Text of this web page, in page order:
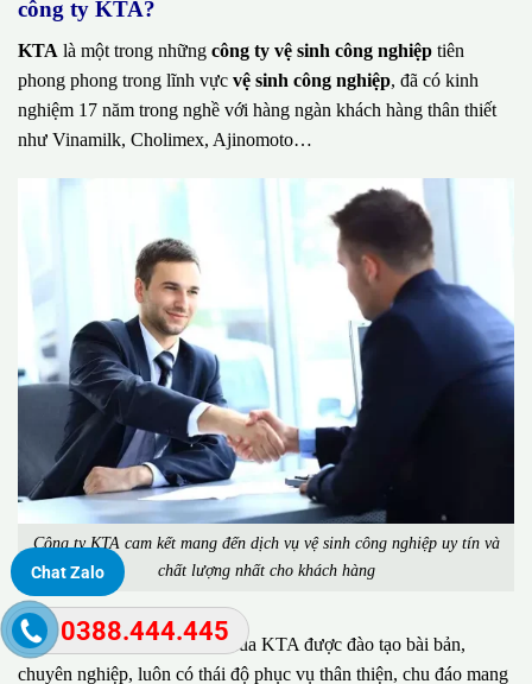
công ty KTA?
KTA là một trong những công ty vệ sinh công nghiệp tiên
phong phong trong lĩnh vực vệ sinh công nghiệp, đã có kinh
nghiệm 17 năm trong nghề với hàng ngàn khách hàng thân thiết
như Vinamilk, Cholimex, Ajinomoto…
Công ty KTA cam kết mang đến dịch vụ vệ sinh công nghiệp uy tín và
chất lượng nhất cho khách hàng
Đặc biệt, đội ngũ nhân viên của KTA được đào tạo bài bản,
chuyên nghiệp, luôn có thái độ phục vụ thân thiện, chu đáo mang
Chat Zalo
0388.444.445